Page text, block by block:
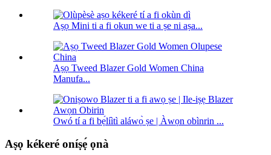
Aṣọ Mini ti a fi okun we ti a ṣe ni aṣa...
Aṣọ Tweed Blazer Gold Women China
Manufa...
Owó tí a fi bẹ́líìtì aláwọ̀ ṣe | Àwọn obìnrin ...
Aṣọ kékeré oníṣẹ́ ọnà